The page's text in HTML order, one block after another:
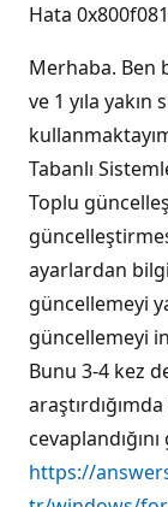
Hata
Merhaba. Ben
ve 1 yıla
Tabanlı
Toplu
ayarlardan
güncellemeyi
güncellemeyi
Bunu 3-4 kez
https://